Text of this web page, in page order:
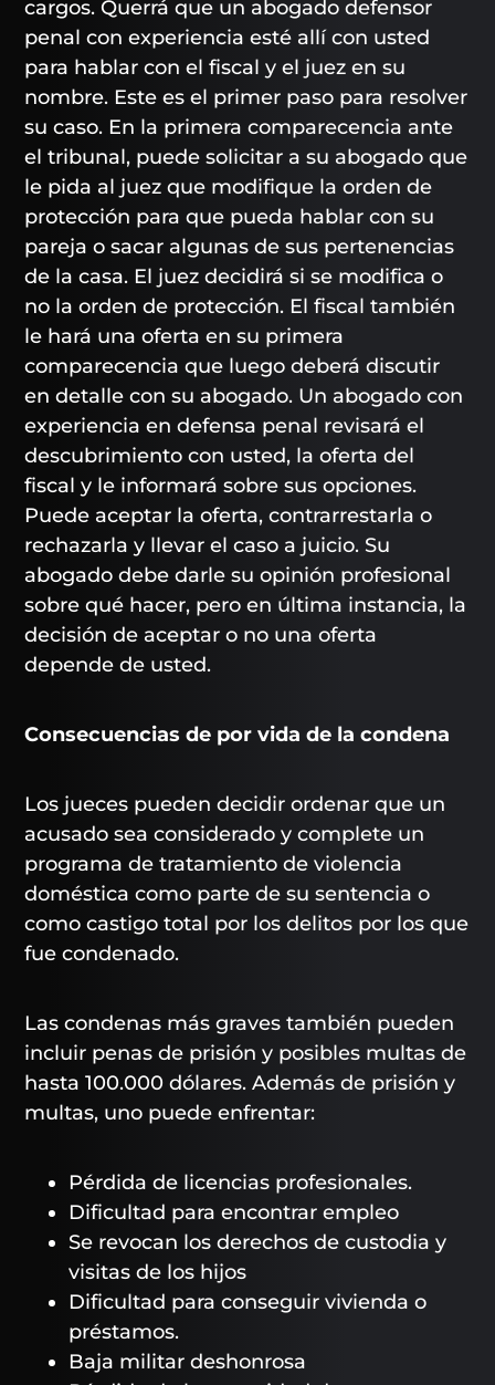
cargos. Querrá que un abogado defensor
penal con experiencia esté allí con usted
para hablar con el fiscal y el juez en su
nombre. Este es el primer paso para resolver
su caso. En la primera comparecencia ante
el tribunal, puede solicitar a su abogado que
le pida al juez que modifique la orden de
protección para que pueda hablar con su
pareja o sacar algunas de sus pertenencias
de la casa. El juez decidirá si se modifica o
no la orden de protección. El fiscal también
le hará una oferta en su primera
comparecencia que luego deberá discutir
en detalle con su abogado. Un abogado con
experiencia en defensa penal revisará el
descubrimiento con usted, la oferta del
fiscal y le informará sobre sus opciones.
Puede aceptar la oferta, contrarrestarla o
rechazarla y llevar el caso a juicio. Su
abogado debe darle su opinión profesional
sobre qué hacer, pero en última instancia, la
decisión de aceptar o no una oferta
depende de usted.
Consecuencias de por vida de la condena
Los jueces pueden decidir ordenar que un
acusado sea considerado y complete un
programa de tratamiento de violencia
doméstica como parte de su sentencia o
como castigo total por los delitos por los que
fue condenado.
Las condenas más graves también pueden
incluir penas de prisión y posibles multas de
hasta 100.000 dólares. Además de prisión y
multas, uno puede enfrentar:
Pérdida de licencias profesionales.
Dificultad para encontrar empleo
Se revocan los derechos de custodia y
visitas de los hijos
Dificultad para conseguir vivienda o
préstamos.
Baja militar deshonrosa